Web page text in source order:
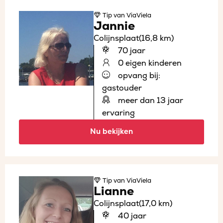
Tipvan ViaViela
Jannie
Colijnsplaat(16,8 km)
70 jaar
0 eigen kinderen
opvang bij:
gastouder
meer dan 13 jaar
ervaring
Nu bekijken
Tipvan ViaViela
Lianne
Colijnsplaat(17,0 km)
40 jaar